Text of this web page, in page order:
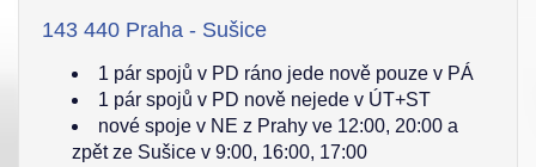
143 440 Praha - Sušice
1 pár spojů v PD ráno jede nově pouze v PÁ
1 pár spojů v PD nově nejede v ÚT+ST
nové spoje v NE z Prahy ve 12:00, 20:00 a
zpět ze Sušice v 9:00, 16:00, 17:00